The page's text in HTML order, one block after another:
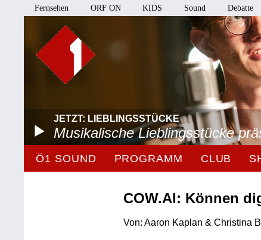
Fernsehen ORF ON KIDS Sound Debatte
JETZT: LIEBLINGSSTÜCKE
Musikalische Lieblingsstücke
Ö1 SOUND PROGRAMM CLUB
COW.AI: Können
Von: Aaron Kaplan & Christina